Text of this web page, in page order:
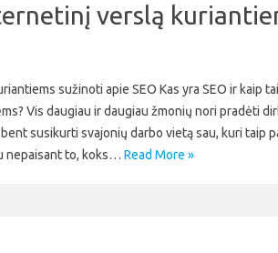
verslą
sužinoti apie SEO Kas yra SEO ir kaip
Vis daugiau ir daugiau žmonių nori pradėti
susikurti svajonių darbo vietą sau, kuri taip
nepaisant to, koks… Read More »